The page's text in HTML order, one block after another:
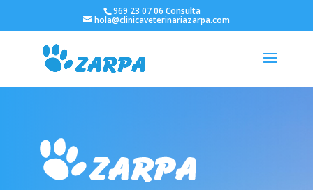
969 23 07 06 Consulta
hola@clinicaveterinariazarpa.com